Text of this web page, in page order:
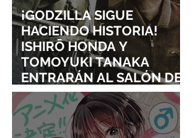
¡GODZILLA SIGUE
HACIENDO HISTORIA!
ISHIRŌ HONDA Y
TOMOYUKI TANAKA
ENTRARÁN AL SALÓN DE
LA FAMA DE LOS EFECTOS
VISUALES